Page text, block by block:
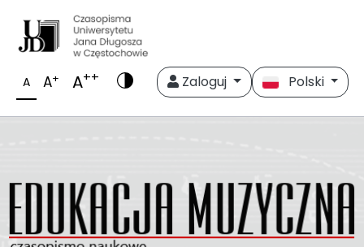
A A+ A++ Zaloguj Polski